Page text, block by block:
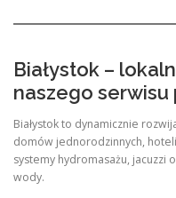
Białystok –
naszego serwisu
Białystok to dynamicznie
domów jednorodzinnych,
systemy hydromasażu, jacuzzi
wody.